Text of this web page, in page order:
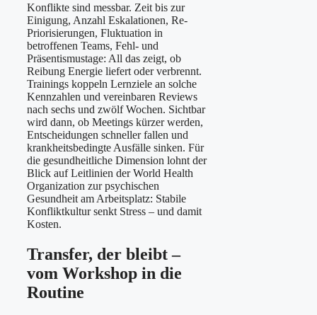
Konflikte sind messbar. Zeit bis zur
Einigung, Anzahl Eskalationen, Re-
Priorisierungen, Fluktuation in
betroffenen Teams, Fehl- und
Präsentismustage: All das zeigt, ob
Reibung Energie liefert oder verbrennt.
Trainings koppeln Lernziele an solche
Kennzahlen und vereinbaren Reviews
nach sechs und zwölf Wochen. Sichtbar
wird dann, ob Meetings kürzer werden,
Entscheidungen schneller fallen und
krankheitsbedingte Ausfälle sinken. Für
die gesundheitliche Dimension lohnt der
Blick auf Leitlinien der World Health
Organization zur psychischen
Gesundheit am Arbeitsplatz: Stabile
Konfliktkultur senkt Stress – und damit
Kosten.
Transfer, der bleibt –
vom Workshop in die
Routine